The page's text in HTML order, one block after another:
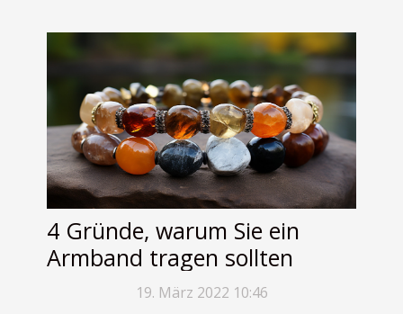
4 Gründe, warum Sie ein
Armband tragen sollten
19. März 2022 10:46